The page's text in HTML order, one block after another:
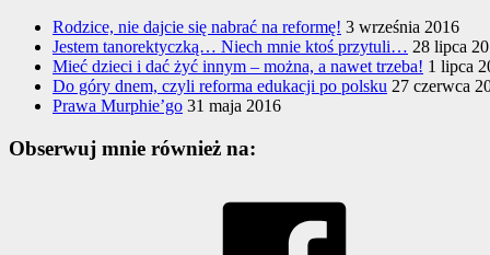
Rodzice, nie dajcie się nabrać na reformę! 3 września 2016
Jestem tanorektyczką… Niech mnie ktoś przytuli… 28 lipca
Mieć dzieci i dać żyć innym – można, a nawet trzeba! 1 lipca
Do góry dnem, czyli reforma edukacji po polsku 27 czerwca
Prawa Murphie’go 31 maja 2016
Obserwuj mnie również na: